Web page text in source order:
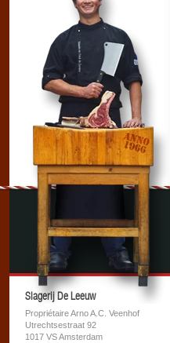
Slagerij De Leeuw
Propriétaire Arno A.C. Veenhof
Utrechtsestraat 92
1017 VS Amsterdam